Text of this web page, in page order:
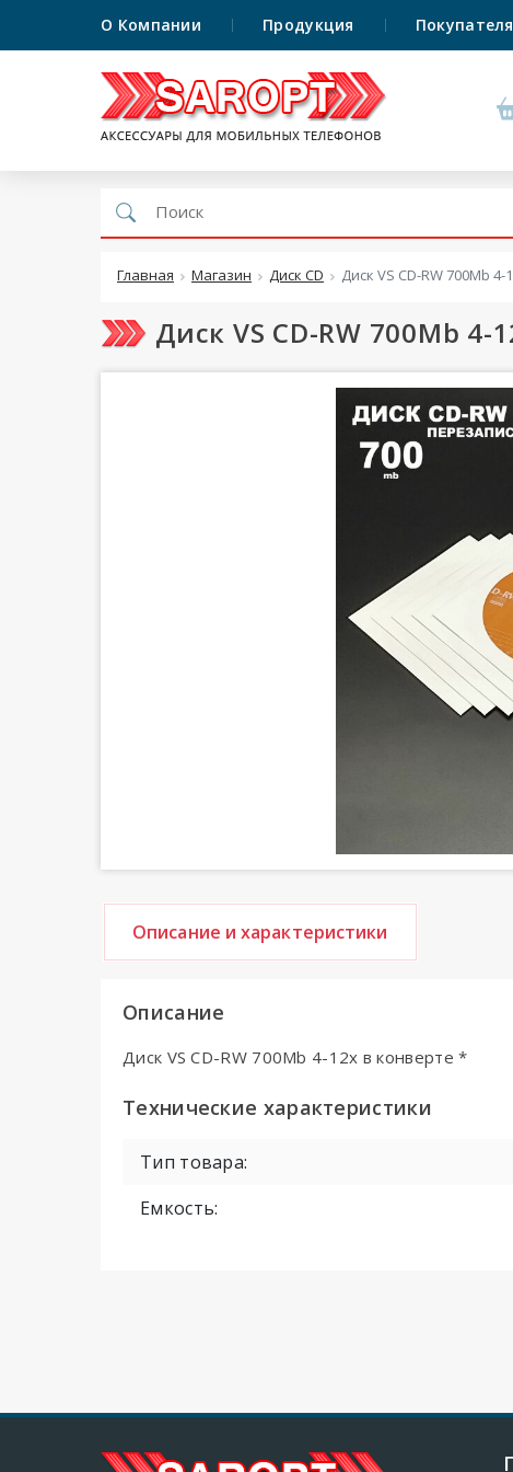
О Компании Продукция
Главная Магазин Диск CD Диск VS CD-RW 700Mb
Диск VS CD-RW 700Mb 4-
Описание и характеристики
Описание
Диск VS CD-RW 700Mb 4-12x в конверте *
Технические характеристики
Тип товара:
Емкость: